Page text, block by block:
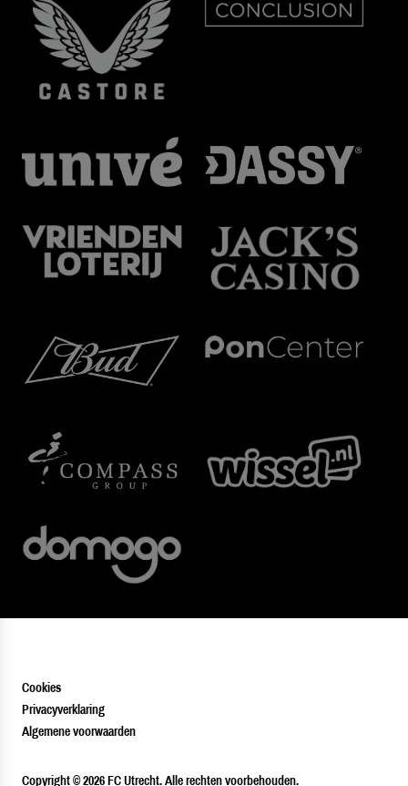
Cookies
Privacyverklaring
Algemene voorwaarden
Copyright © 2026 FC Utrecht. Alle rechten voorbehouden.